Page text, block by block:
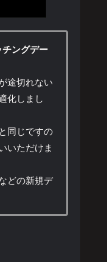
チングデー
途切れない
化しまし
同じですの
いただけま
どの新規デ